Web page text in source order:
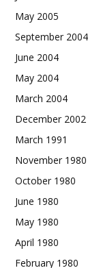
May 2005
September 2004
June 2004
May 2004
March 2004
December 2002
March 1991
November 1980
October 1980
June 1980
May 1980
April 1980
February 1980